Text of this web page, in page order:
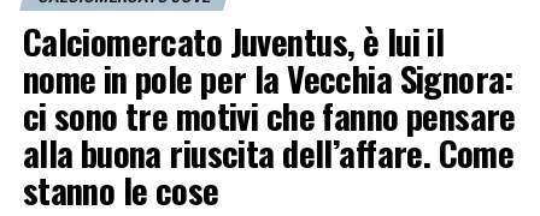
Calciomercato Juventus, è lui il
nome in pole per la Vecchia Signora:
ci sono tre motivi che fanno pensare
alla buona riuscita dell’affare. Come
stanno le cose